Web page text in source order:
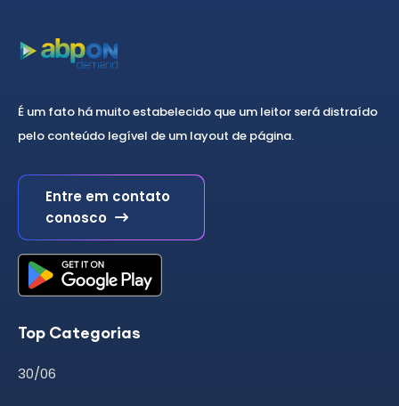
É um fato há muito estabelecido que um leitor será distraído
pelo conteúdo legível de um layout de página.
Entre em contato
conosco
Top Categorias
30/06